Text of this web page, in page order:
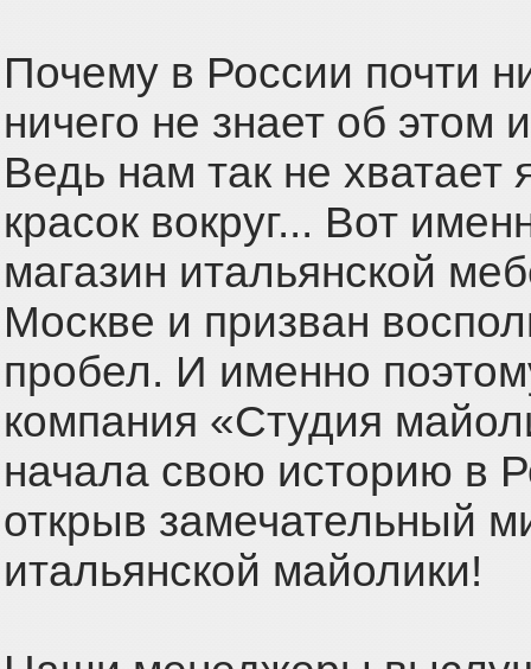
Почему в России почти
ничего не знает об этом
Ведь нам так не хватает
красок вокруг... Вот
магазин итальянской
Москве и призван
пробел. И именно
компания «Студия
начала свою историю в
открыв замечательный
итальянской майолики!